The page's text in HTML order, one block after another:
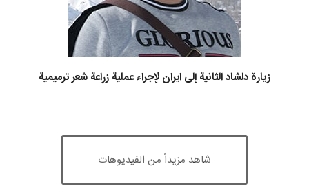
زيارة دلشاد الثانية إلى ايران لإجراء عملية زراعة شعر ترميمية
شاهد مزيداً من الفيديوهات